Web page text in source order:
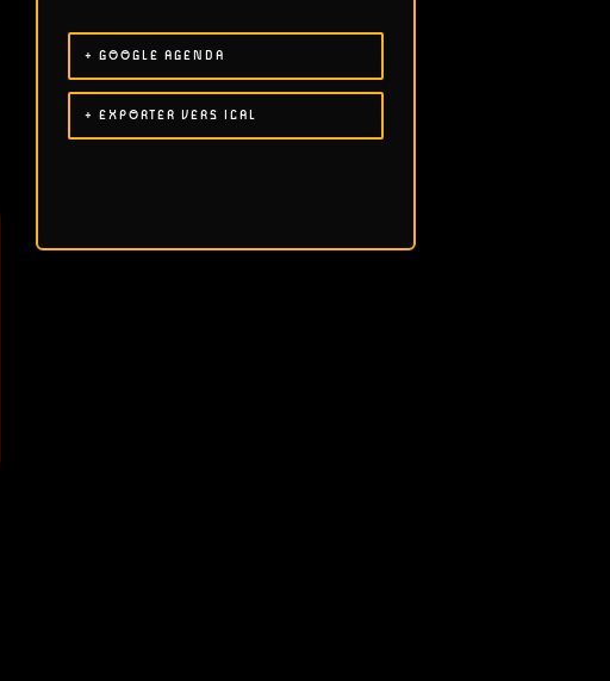
+ GOOGLE AGENDA
+ EXPORTER VERS ICAL